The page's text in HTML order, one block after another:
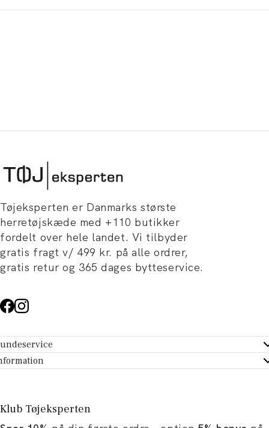
Tøjeksperten er Danmarks største
herretøjskæde med +110 butikker
fordelt over hele landet. Vi tilbyder
gratis fragt v/ 499 kr. på alle ordrer,
gratis retur og 365 dages bytteservice.
- Hjælpecenter
dit køb
Tøjeksperten
og artikler
Klub Tøjeksperten